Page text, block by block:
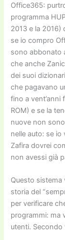
Office365:
programma
2013 e la 2016)
se io compro
sono abbonato
che anche
dei suoi
che pagavano
fino a vent’anni
ROM) e se la
nuove non
nelle auto: se io
Zafira dovrei
non avessi già
Questo
storia del
per verificare
programmi: ma
utenti. Secondo